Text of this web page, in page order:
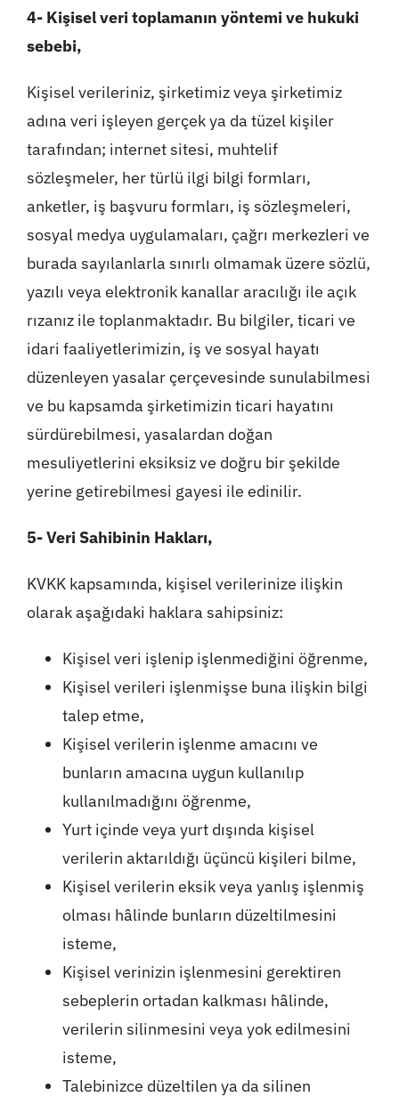
4- Kişisel veri toplamanın yöntemi ve hukuki
sebebi,
Kişisel verileriniz, şirketimiz veya şirketimiz
adına veri işleyen gerçek ya da tüzel kişiler
tarafından; internet sitesi, muhtelif
sözleşmeler, her türlü ilgi bilgi formları,
anketler, iş başvuru formları, iş sözleşmeleri,
sosyal medya uygulamaları, çağrı merkezleri ve
burada sayılanlarla sınırlı olmamak üzere sözlü,
yazılı veya elektronik kanallar aracılığı ile açık
rızanız ile toplanmaktadır. Bu bilgiler, ticari ve
idari faaliyetlerimizin, iş ve sosyal hayatı
düzenleyen yasalar çerçevesinde sunulabilmesi
ve bu kapsamda şirketimizin ticari hayatını
sürdürebilmesi, yasalardan doğan
mesuliyetlerini eksiksiz ve doğru bir şekilde
yerine getirebilmesi gayesi ile edinilir.
5- Veri Sahibinin Hakları,
KVKK kapsamında, kişisel verilerinize ilişkin
olarak aşağıdaki haklara sahipsiniz:
Kişisel veri işlenip işlenmediğini öğrenme,
Kişisel verileri işlenmişse buna ilişkin bilgi
talep etme,
Kişisel verilerin işlenme amacını ve
bunların amacına uygun kullanılıp
kullanılmadığını öğrenme,
Yurt içinde veya yurt dışında kişisel
verilerin aktarıldığı üçüncü kişileri bilme,
Kişisel verilerin eksik veya yanlış işlenmiş
olması hâlinde bunların düzeltilmesini
isteme,
Kişisel verinizin işlenmesini gerektiren
sebeplerin ortadan kalkması hâlinde,
verilerin silinmesini veya yok edilmesini
isteme,
Talebinizce düzeltilen ya da silinen